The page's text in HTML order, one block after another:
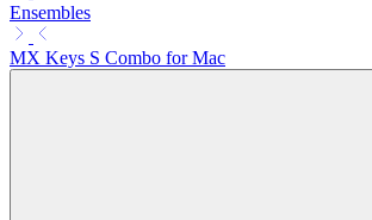
Ensembles
MX Keys S Combo for Mac